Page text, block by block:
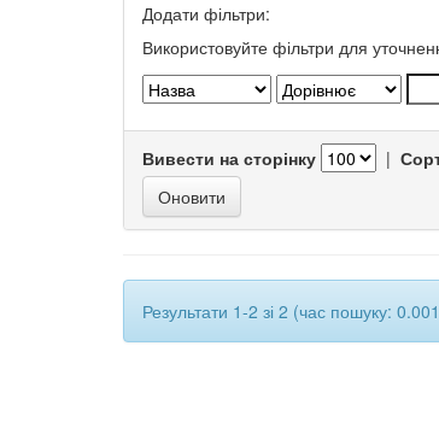
Додати фільтри:
Використовуйте фільтри для
Вивести на сторінку |
Результати 1-2 зі 2 (час пошуку: